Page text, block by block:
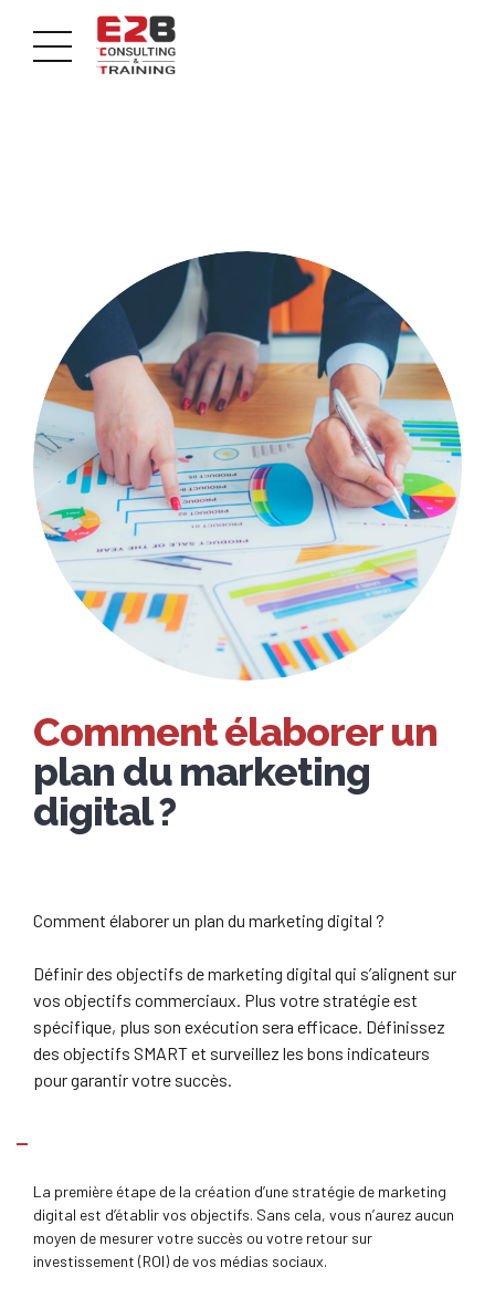
Comment élaborer un
plan du marketing
digital ?
Comment élaborer un plan du marketing digital ?
Définir des objectifs de marketing digital qui s’alignent sur
vos objectifs commerciaux. Plus votre stratégie est
spécifique, plus son exécution sera efficace. Définissez
des objectifs SMART et surveillez les bons indicateurs
pour garantir votre succès.
La première étape de la création d’une stratégie de marketing
digital est d’établir vos objectifs. Sans cela, vous n’aurez aucun
moyen de mesurer votre succès ou votre retour sur
investissement (ROI) de vos médias sociaux.